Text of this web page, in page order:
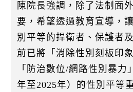
陳院長強調，除了法制面
要，希望透過教育宣導，
別平等的捍衛者、保護者
前已將「消除性別刻板印
「防治數位/網路性別暴力
年至2025年）的性別平等